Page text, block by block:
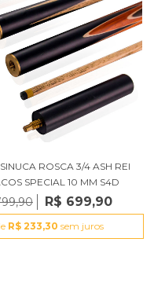
ROSCA 3/4 ASH REI
SPECIAL 10 MM S4D
R$ 699,90
R$ 233,30 sem juros